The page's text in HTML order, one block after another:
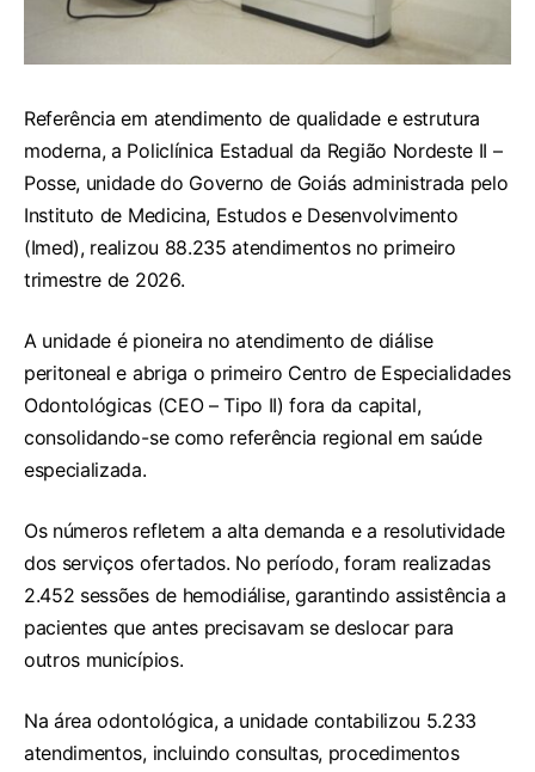
Referência em atendimento de qualidade e estrutura
moderna, a Policlínica Estadual da Região Nordeste II –
Posse, unidade do Governo de Goiás administrada pelo
Instituto de Medicina, Estudos e Desenvolvimento
(Imed), realizou 88.235 atendimentos no primeiro
trimestre de 2026.
A unidade é pioneira no atendimento de diálise
peritoneal e abriga o primeiro Centro de Especialidades
Odontológicas (CEO – Tipo II) fora da capital,
consolidando-se como referência regional em saúde
especializada.
Os números refletem a alta demanda e a resolutividade
dos serviços ofertados. No período, foram realizadas
2.452 sessões de hemodiálise, garantindo assistência a
pacientes que antes precisavam se deslocar para
outros municípios.
Na área odontológica, a unidade contabilizou 5.233
atendimentos, incluindo consultas, procedimentos